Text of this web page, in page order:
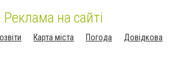
Реклама на сайті
Карта міста Погода Довідкова